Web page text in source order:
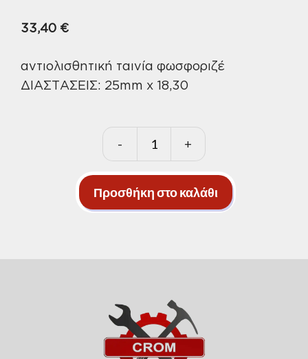
33,40 €
αντιολισθητική ταινία φωσφοριζέ
ΔΙΑΣΤΑΣΕΙΣ: 25mm x 18,30
-
Αντιολισθητική
ταινία
φωσφοριζέ
25mm
+
Προσθήκη στο καλάθι